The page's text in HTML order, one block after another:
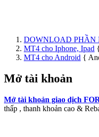
DOWNLOAD PHẦN
MT4 cho Iphone, Ipad
MT4 cho Android {
Mở tài khoản
Mở tài khoản giao dịch
thấp , thanh khoản cao &